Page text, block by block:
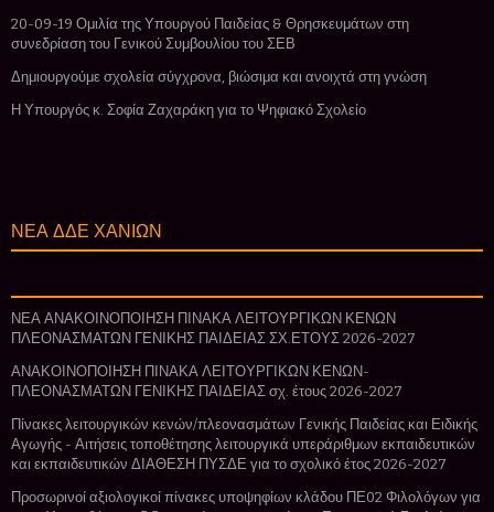
20-09-19 Ομιλία της Υπουργού Παιδείας & Θρησκευμάτων στη
συνεδρίαση του Γενικού Συμβουλίου του ΣΕΒ
Δημιουργούμε σχολεία σύγχρονα, βιώσιμα και ανοιχτά στη γνώση
Η Υπουργός κ. Σοφία Ζαχαράκη για το Ψηφιακό Σχολείο
ΝΕΑ ΔΔΕ ΧΑΝΙΩΝ
ΝΕΑ ΑΝΑΚΟΙΝΟΠΟΙΗΣΗ ΠΙΝΑΚΑ ΛΕΙΤΟΥΡΓΙΚΩΝ ΚΕΝΩΝ
ΠΛΕΟΝΑΣΜΑΤΩΝ ΓΕΝΙΚΗΣ ΠΑΙΔΕΙΑΣ ΣΧ.ΕΤΟΥΣ 2026-2027
ΑΝΑΚΟΙΝΟΠΟΙΗΣΗ ΠΙΝΑΚΑ ΛΕΙΤΟΥΡΓΙΚΩΝ ΚΕΝΩΝ-
ΠΛΕΟΝΑΣΜΑΤΩΝ ΓΕΝΙΚΗΣ ΠΑΙΔΕΙΑΣ σχ. έτους 2026-2027
Πίνακες λειτουργικών κενών/πλεονασμάτων Γενικής Παιδείας και Ειδικής
Αγωγής - Αιτήσεις τοποθέτησης λειτουργικά υπεράριθμων εκπαιδευτικών
και εκπαιδευτικών ΔΙΑΘΕΣΗ ΠΥΣΔΕ για το σχολικό έτος 2026-2027
Προσωρινοί αξιολογικοί πίνακες υποψηφίων κλάδου ΠΕ02 Φιλολόγων για